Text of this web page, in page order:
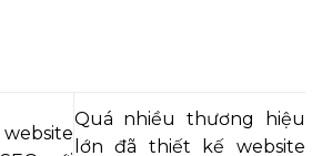
Quá nhiều thương hiệu
lớn đã thiết kế website